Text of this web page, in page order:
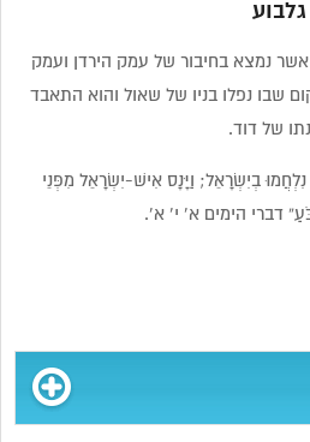
גלבוע
נמצא בחיבור של עמק הירדן ועמק
שבו נפלו בניו של שאול והוא התאבד
של דוד.
בְיִשְׂרָאֵל; וַיָּנָס אִישׁ-יִשְׂרָאֵל מִפְּנֵי
דברי הימים א’ י’ א’.